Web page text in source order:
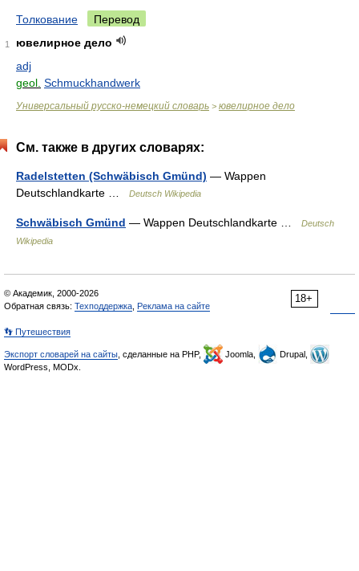
Толкование Перевод
1
ювелирное дело
adj
geol. Schmuckhandwerk
Универсальный русско-немецкий словарь > ювелирное дело
См. также в других словарях:
Radelstetten (Schwäbisch Gmünd) — Wappen
Deutschlandkarte …
Deutsch Wikipedia
Schwäbisch Gmünd — Wappen Deutschlandkarte …
Deutsch
Wikipedia
18+
© Академик, 2000-2026
Обратная связь: Техподдержка Реклама на сайте
👣 Путешествия
Экспорт словарей на сайты , сделанные на PHP, Joomla,
Drupal,
WordPress, MODx.